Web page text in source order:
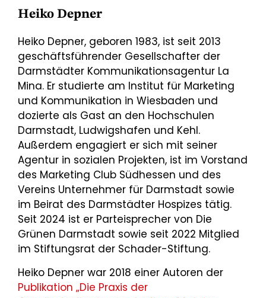
Heiko Depner
Heiko Depner, geboren 1983, ist seit 2013
geschäftsführender Gesellschafter der
Darmstädter Kommunikationsagentur La
Mina. Er studierte am Institut für Marketing
und Kommunikation in Wiesbaden und
dozierte als Gast an den Hochschulen
Darmstadt, Ludwigshafen und Kehl.
Außerdem engagiert er sich mit seiner
Agentur in sozialen Projekten, ist im Vorstand
des Marketing Club Südhessen und des
Vereins Unternehmer für Darmstadt sowie
im Beirat des Darmstädter Hospizes tätig.
Seit 2024 ist er Parteisprecher von Die
Grünen Darmstadt sowie seit 2022 Mitglied
im Stiftungsrat der Schader-Stiftung.
Heiko Depner war 2018 einer Autoren der
Publikation „Die Praxis der